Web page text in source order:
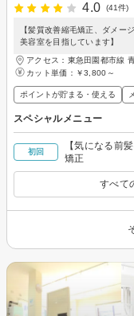
4.0
(41件)
【髪質改善縮毛矯正、ダメー
美容室を目指しています】
アクセス：東急田園都市線
カット単価： ￥3,800～
ポイントが貯まる・使える
スペシャルメニュー
初回
【気になる前
矯正
すべて